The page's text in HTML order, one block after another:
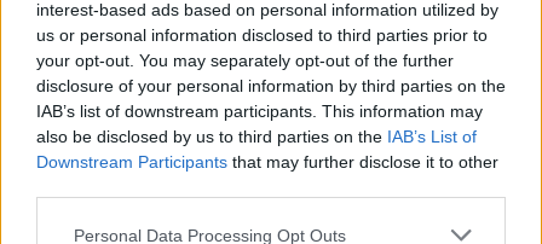
interest-based ads based on personal information utilized by
us or personal information disclosed to third parties prior to
your opt-out. You may separately opt-out of the further
disclosure of your personal information by third parties on the
IAB’s list of downstream participants. This information may
also be disclosed by us to third parties on the IAB’s List of
Downstream Participants that may further disclose it to other
Please note that this website/app uses one or more Google
Personal Data Processing Opt Outs
Június 16-án Laurent Hottiaux, az Alpes-
Maritimes megye prefektusa arra kérte a
polgármestert, hogy távolítsa el az izraeli
zászlót, és „a közszolgálat semlegességének
elve nevében” kifejezte, hogy ellenez
mindenféle külföldi zászló kitűzését a
városházákon.